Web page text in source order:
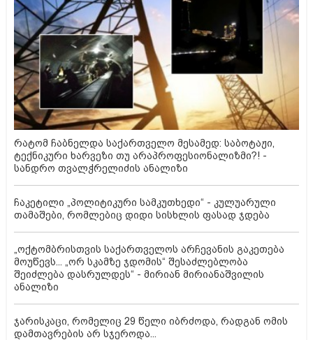
რატომ ჩაბნელდა საქართველო მესამედ: საბოტაჟი,
ტექნიკური ხარვეზი თუ არაპროფესიონალიზმი?! -
სანდრო თვალჭრელიძის ანალიზი
ჩაკეტილი „პოლიტიკური სამკუთხედი“ - კულუარული
თამაშები, რომლებიც დიდი სისხლის ფასად ჯდება
„ოქტომბრისთვის საქართველოს არჩევანის გაკეთება
მოუწევს... „ორ სკამზე ჯდომის“ შესაძლებლობა
შეიძლება დასრულდეს“ - მირიან მირიანაშვილის
ანალიზი
ჯარისკაცი, რომელიც 29 წელი იბრძოდა, რადგან ომის
დამთავრების არ სჯეროდა...